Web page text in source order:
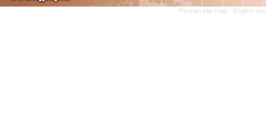
Persian site map - English